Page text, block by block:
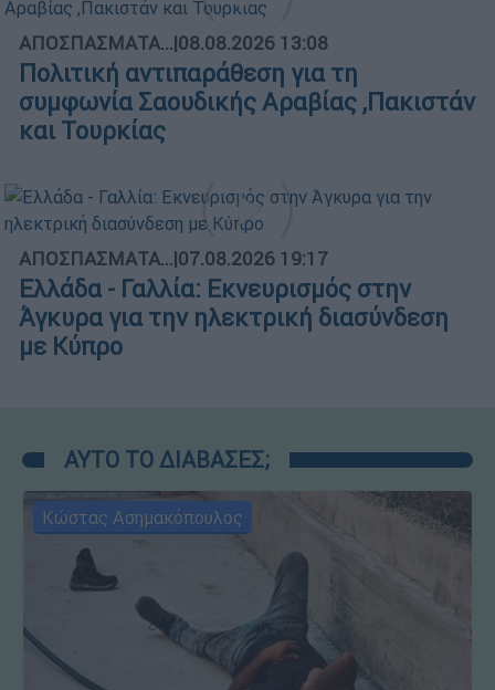
ΑΠΟΣΠΑΣΜΑΤΑ...|08.08.2026 13:08
Πολιτική αντιπαράθεση για τη
συμφωνία Σαουδικής Αραβίας ,Πακιστάν
και Τουρκίας
ΑΠΟΣΠΑΣΜΑΤΑ...|07.08.2026 19:17
Ελλάδα - Γαλλία: Εκνευρισμός στην
Άγκυρα για την ηλεκτρική διασύνδεση
με Κύπρο
ΑΥΤΟ ΤΟ ΔΙΑΒΑΣΕΣ;
Κώστας Ασημακόπουλος